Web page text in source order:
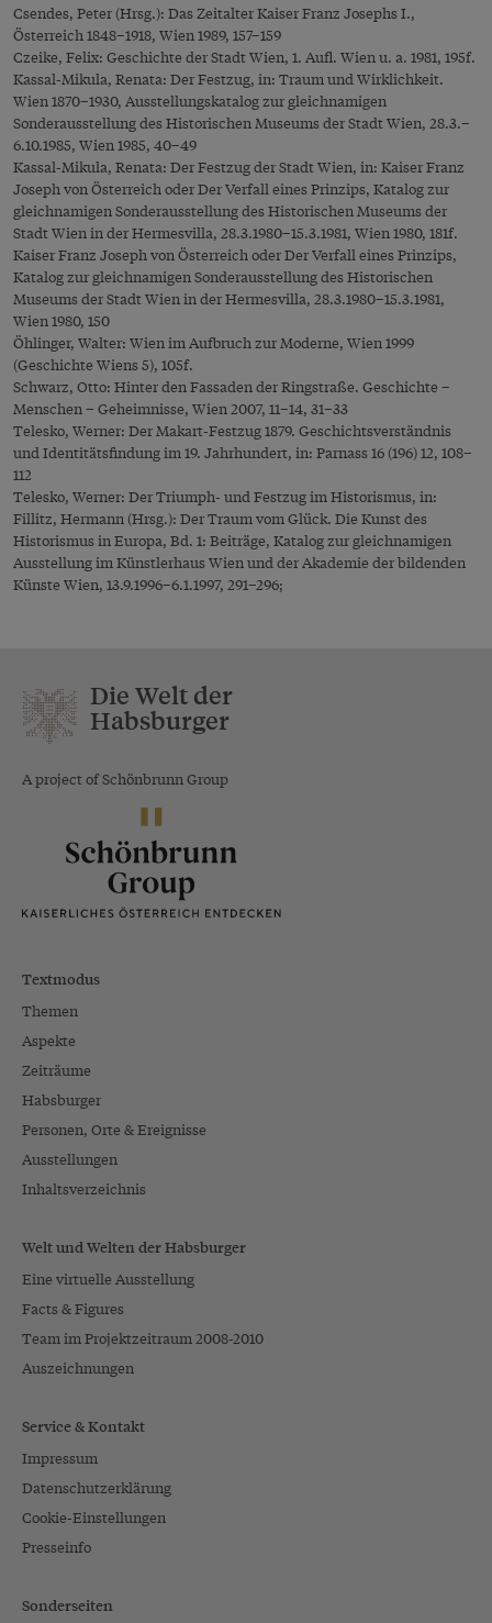
Csendes, Peter (Hrsg.): Das Zeitalter Kaiser Franz Josephs I.,
Österreich 1848–1918, Wien 1989, 157–159
Czeike, Felix: Geschichte der Stadt Wien, 1. Aufl. Wien u. a. 1981, 195f.
Kassal-Mikula, Renata: Der Festzug, in: Traum und Wirklichkeit.
Wien 1870–1930, Ausstellungskatalog zur gleichnamigen
Sonderausstellung des Historischen Museums der Stadt Wien, 28.3.–
6.10.1985, Wien 1985, 40–49
Kassal-Mikula, Renata: Der Festzug der Stadt Wien, in: Kaiser Franz
Joseph von Österreich oder Der Verfall eines Prinzips, Katalog zur
gleichnamigen Sonderausstellung des Historischen Museums der
Stadt Wien in der Hermesvilla, 28.3.1980–15.3.1981, Wien 1980, 181f.
Kaiser Franz Joseph von Österreich oder Der Verfall eines Prinzips,
Katalog zur gleichnamigen Sonderausstellung des Historischen
Museums der Stadt Wien in der Hermesvilla, 28.3.1980–15.3.1981,
Wien 1980, 150
Öhlinger, Walter: Wien im Aufbruch zur Moderne, Wien 1999
(Geschichte Wiens 5), 105f.
Schwarz, Otto: Hinter den Fassaden der Ringstraße. Geschichte –
Menschen – Geheimnisse, Wien 2007, 11–14, 31–33
Telesko, Werner: Der Makart-Festzug 1879. Geschichtsverständnis
und Identitätsfindung im 19. Jahrhundert, in: Parnass 16 (196) 12, 108–
112
Telesko, Werner: Der Triumph- und Festzug im Historismus, in:
Fillitz, Hermann (Hrsg.): Der Traum vom Glück. Die Kunst des
Historismus in Europa, Bd. 1: Beiträge, Katalog zur gleichnamigen
Ausstellung im Künstlerhaus Wien und der Akademie der bildenden
Künste Wien, 13.9.1996–6.1.1997, 291–296;
Die Welt der
Habsburger
A project of Schönbrunn Group
Textmodus
Themen
Aspekte
Zeiträume
Habsburger
Personen, Orte & Ereignisse
Ausstellungen
Inhaltsverzeichnis
Welt und Welten der Habsburger
Eine virtuelle Ausstellung
Facts & Figures
Team im Projektzeitraum 2008-2010
Auszeichnungen
Service & Kontakt
Impressum
Datenschutzerklärung
Cookie-Einstellungen
Presseinfo
Sonderseiten